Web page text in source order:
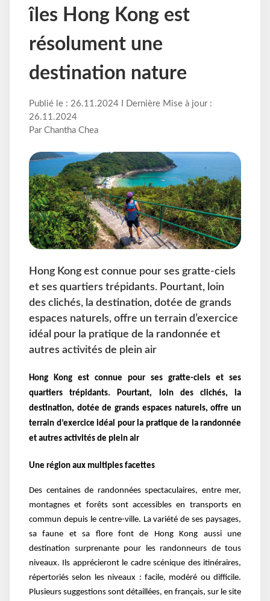
îles Hong Kong est
résolument une
destination nature
Publié le : 26.11.2024 I Dernière Mise à jour :
26.11.2024
Par Chantha Chea
Hong Kong est connue pour ses gratte-ciels
et ses quartiers trépidants. Pourtant, loin
des clichés, la destination, dotée de grands
espaces naturels, offre un terrain d’exercice
idéal pour la pratique de la randonnée et
autres activités de plein air
Hong Kong est connue pour ses gratte-ciels et ses
quartiers trépidants. Pourtant, loin des clichés, la
destination, dotée degrands espaces naturels, offre un
terrain d’exercice idéal pour la pratique de la randonnée
et autres activités de plein air
Une région aux multiples facettes
Des centaines de randonnées spectaculaires, entre mer,
montagnes et forêts sont accessibles en transports en
commun depuis le centre-ville. La variété de ses paysages,
sa faune et sa flore font de Hong Kong aussi une
destination surprenante pour les randonneurs de tous
niveaux. Ils apprécieront le cadre scénique des itinéraires,
répertoriés selon les niveaux : facile, modéré ou difficile.
Plusieurs suggestions sont détaillées, en français, sur le site